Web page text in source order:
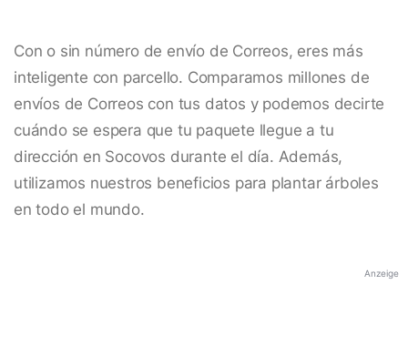
Con o sin número de envío de Correos, eres más
inteligente con parcello. Comparamos millones de
envíos de Correos con tus datos y podemos decirte
cuándo se espera que tu paquete llegue a tu
dirección en Socovos durante el día. Además,
utilizamos nuestros beneficios para plantar árboles
en todo el mundo.
Anzeige